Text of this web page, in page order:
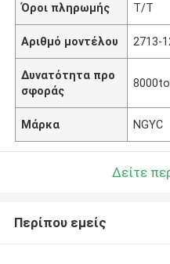
Όροι πληρωμής T/T
Αριθμό μοντέλου 2713-
Δυνατότητα προ
σφοράς
Μάρκα NGYC
Δείτε
Περίπου εμείς